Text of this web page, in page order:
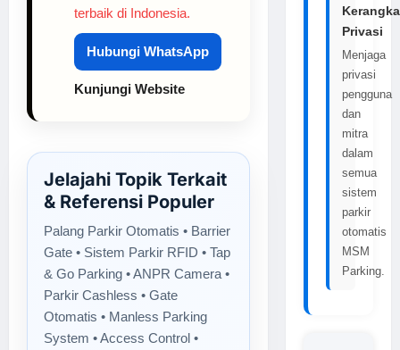
terbaik di Indonesia.
Hubungi WhatsApp
Kunjungi Website
Jelajahi Topik Terkait
& Referensi Populer
Palang Parkir Otomatis • Barrier
Gate • Sistem Parkir RFID • Tap
& Go Parking • ANPR Camera •
Parkir Cashless • Gate
Otomatis • Manless Parking
System • Access Control •
Kerangka
Privasi
Menjaga
privasi
pengguna
dan
mitra
dalam
semua
sistem
parkir
otomatis
MSM
Parking.